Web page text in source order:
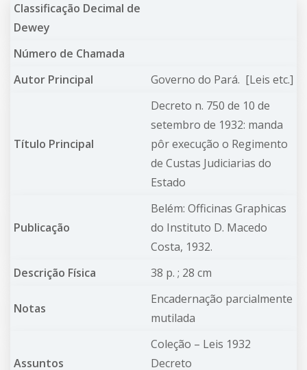
Classificação Decimal de
Dewey
Número de Chamada
Autor Principal
Governo do Pará. [Leis etc.]
Título Principal
Decreto n. 750 de 10 de
setembro de 1932: manda
pôr execução o Regimento
de Custas Judiciarias do
Estado
Publicação
Belém: Officinas Graphicas
do Instituto D. Macedo
Costa, 1932.
Descrição Física
38 p. ; 28 cm
Notas
Encadernação parcialmente
mutilada
Assuntos
Coleção – Leis 1932
Decreto